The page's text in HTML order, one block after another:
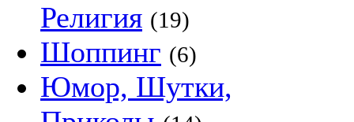
Религия (19)
Шоппинг (6)
Юмор, Шутки,